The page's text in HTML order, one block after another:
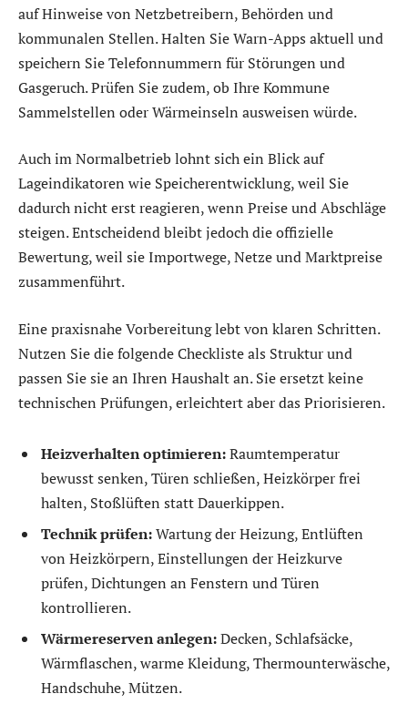
auf Hinweise von Netzbetreibern, Behörden und
kommunalen Stellen. Halten Sie Warn-Apps aktuell und
speichern Sie Telefonnummern für Störungen und
Gasgeruch. Prüfen Sie zudem, ob Ihre Kommune
Sammelstellen oder Wärmeinseln ausweisen würde.
Auch im Normalbetrieb lohnt sich ein Blick auf
Lageindikatoren wie Speicherentwicklung, weil Sie
dadurch nicht erst reagieren, wenn Preise und Abschläge
steigen. Entscheidend bleibt jedoch die offizielle
Bewertung, weil sie Importwege, Netze und Marktpreise
zusammenführt.
Eine praxisnahe Vorbereitung lebt von klaren Schritten.
Nutzen Sie die folgende Checkliste als Struktur und
passen Sie sie an Ihren Haushalt an. Sie ersetzt keine
technischen Prüfungen, erleichtert aber das Priorisieren.
Heizverhalten optimieren:Raumtemperatur
bewusst senken, Türen schließen, Heizkörper frei
halten, Stoßlüften statt Dauerkippen.
Technik prüfen:Wartung der Heizung, Entlüften
von Heizkörpern, Einstellungen der Heizkurve
prüfen, Dichtungen an Fenstern und Türen
kontrollieren.
Wärmereserven anlegen:Decken, Schlafsäcke,
Wärmflaschen, warme Kleidung, Thermounterwäsche,
Handschuhe, Mützen.